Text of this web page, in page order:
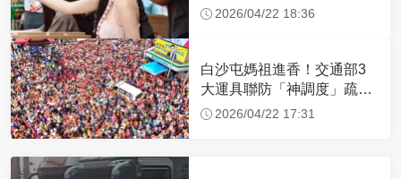
禮生 一輩子不結婚
2026/04/22 18:36
白沙屯媽祖進香！交通部3
大運具聯防「神調度」疏運
32.1萬創新高
2026/04/22 17:31